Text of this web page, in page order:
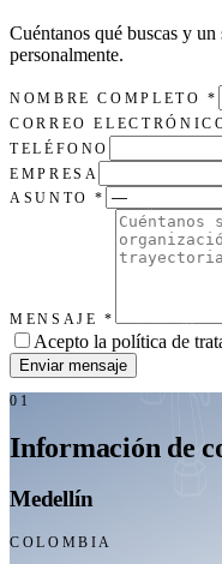
Cuéntanos qué buscas y
personalmente.
NOMBRE COMPLETO *
CORREO
TELÉFONO
EMPRESA
ASUNTO *
MENSAJE *
Acepto la política de
Enviar mensaje
01
Información de
Medellín
COLOMBIA